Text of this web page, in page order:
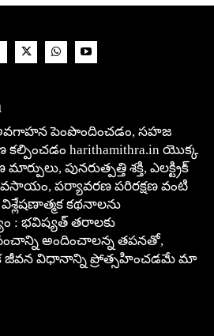
పెంపొందించడం, సహజ
కల్పించడం harithamithra.in యొక్క
పునరుత్పత్తి శక్తి, ఎలక్ట్రిక్
పర్యావరణ పరిరక్షణ వంటి
కథనాలను
: భవిష్యత్ తరాలకు
అందించాలన్న తపనతో,
జీవన విధానాన్ని ప్రోత్సహించడమే మా